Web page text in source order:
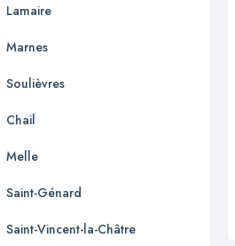
Lamaire
Marnes
Soulièvres
Chail
Melle
Saint-Génard
Saint-Vincent-la-Châtre